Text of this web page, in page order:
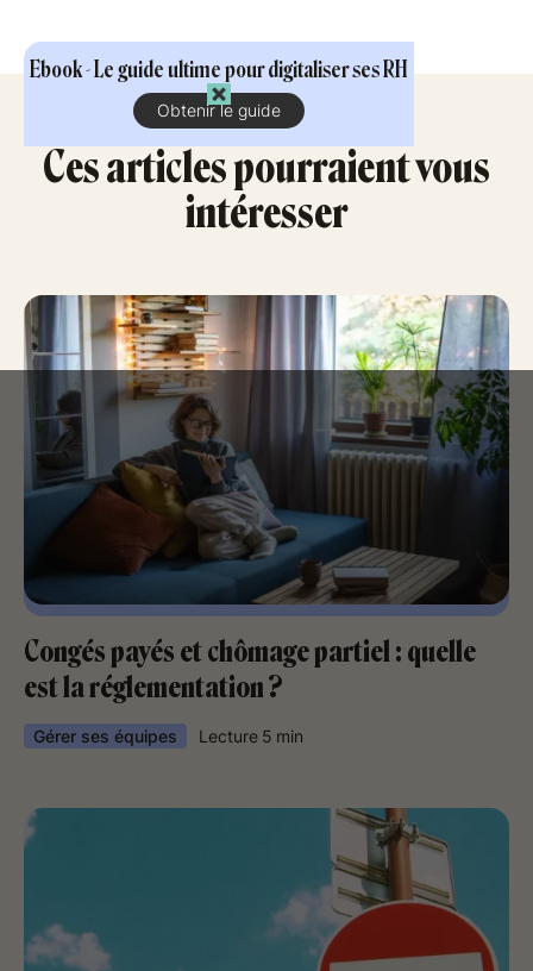
Ebook - Le guide ultime pour digitaliser ses RH
Obtenir le guide
Ces articles pourraient vous
intéresser
Congés payés et chômage partiel : quelle
est la réglementation ?
Gérer ses équipes Lecture 5 min